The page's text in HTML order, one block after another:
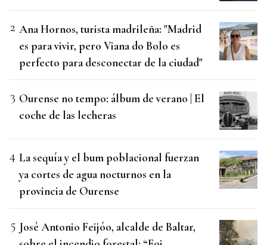
Ana Hornos, turista madrileña: "Madrid
es para vivir, pero Viana do Bolo es
perfecto para desconectar de la ciudad"
Ourense no tempo: álbum de verano | El
coche de las lecheras
La sequía y el bum poblacional fuerzan
ya cortes de agua nocturnos en la
provincia de Ourense
José Antonio Feijóo, alcalde de Baltar,